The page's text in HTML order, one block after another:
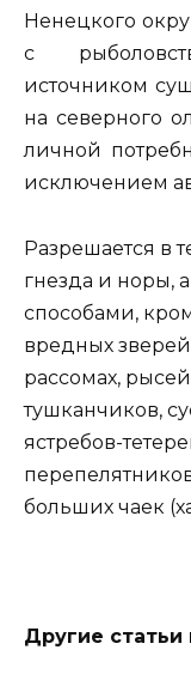
Ненецкого
с
источником
на северного
личной
исключением
Разрешается в
гнезда и норы,
способами,
вредных
рассомах,
тушканчиков,
ястребов-
больших чаек
Другие статьи